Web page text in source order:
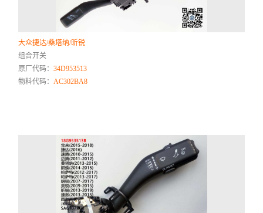
大众捷达/桑塔纳/昕锐
组合开关
原厂代码：34D953513
物料代码： AC302BA8